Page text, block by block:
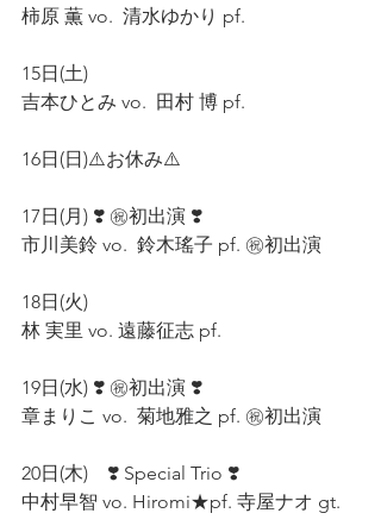
柿原 薫 vo.  清水ゆかり pf.
15日(土)
吉本ひとみ vo.  田村 博 pf.
16日(日)⚠️お休み⚠️
17日(月) ❣️ ㊗初出演 ❣️
市川美鈴 vo.  鈴木瑤子 pf. ㊗初出演
18日(火)
林 実里 vo. 遠藤征志 pf.
19日(水) ❣️ ㊗初出演 ❣️
章まりこ vo.  菊地雅之 pf. ㊗初出演
20日(木)　❣️ Special Trio ❣️
中村早智 vo. Hiromi★pf. 寺屋ナオ gt.